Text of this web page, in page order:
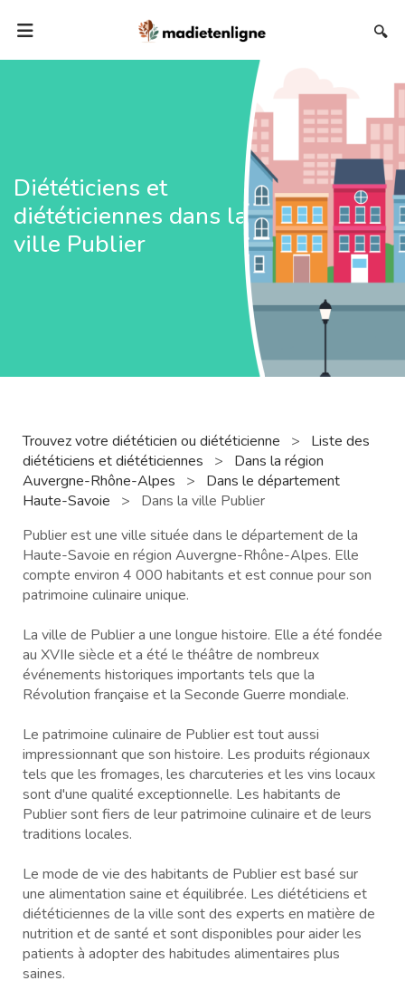
🔍
Diététiciens et
diététiciennes dans la
ville Publier
Trouvez votre diététicien ou diététicienne >
Liste des
diététiciens et diététiciennes
>
Dans la région
Auvergne-Rhône-Alpes
>
Dans le département
Haute-Savoie
>
Dans la ville Publier
Publier est une ville située dans le département de la
Haute-Savoie en région Auvergne-Rhône-Alpes. Elle
compte environ 4 000 habitants et est connue pour son
patrimoine culinaire unique.
La ville de Publier a une longue histoire. Elle a été fondée
au XVIIe siècle et a été le théâtre de nombreux
événements historiques importants tels que la
Révolution française et la Seconde Guerre mondiale.
Le patrimoine culinaire de Publier est tout aussi
impressionnant que son histoire. Les produits régionaux
tels que les fromages, les charcuteries et les vins locaux
sont d'une qualité exceptionnelle. Les habitants de
Publier sont fiers de leur patrimoine culinaire et de leurs
traditions locales.
Le mode de vie des habitants de Publier est basé sur
une alimentation saine et équilibrée. Les diététiciens et
diététiciennes de la ville sont des experts en matière de
nutrition et de santé et sont disponibles pour aider les
patients à adopter des habitudes alimentaires plus
saines.